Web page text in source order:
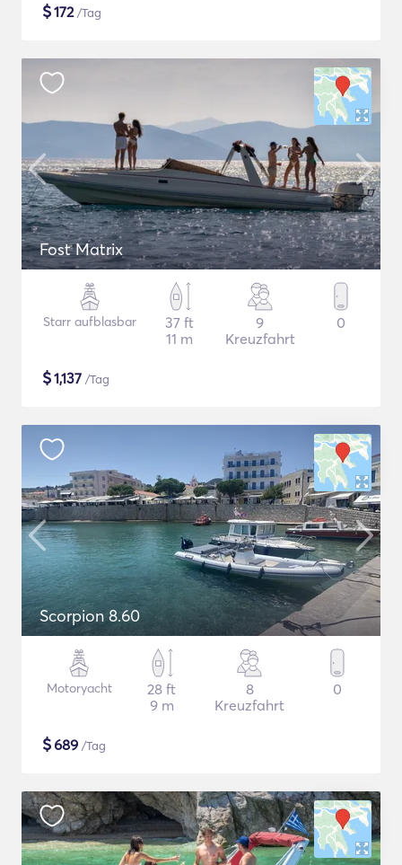
$172/Tag
Fost Matrix
Starr aufblasbar
37 ft
11 m
9
Kreuzfahrt
0
$1,137 /Tag
Scorpion 8.60
Motoryacht
28 ft
9 m
8
Kreuzfahrt
0
$689 /Tag